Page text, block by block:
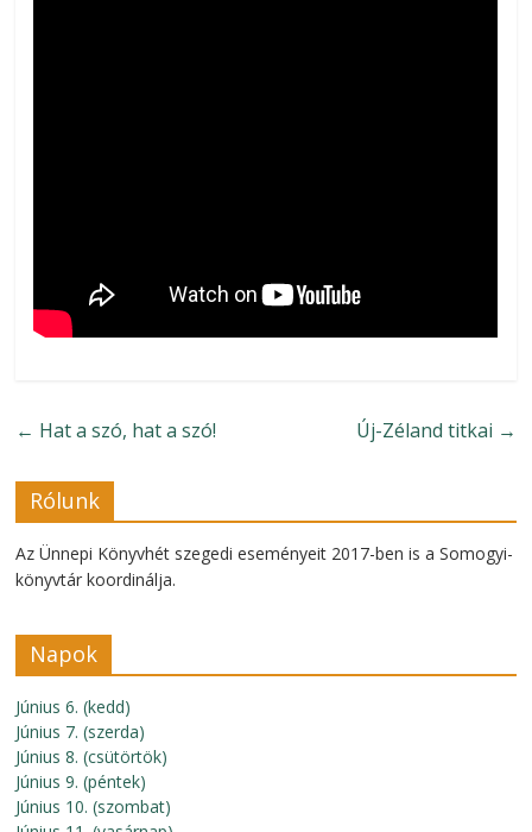
Új-Zéland titkai →
← Hat a szó, hat a szó!
Rólunk
Az Ünnepi Könyvhét szegedi eseményeit 2017-ben is a Somogyi-
könyvtár koordinálja.
Napok
Június 6. (kedd)
Június 7. (szerda)
Június 8. (csütörtök)
Június 9. (péntek)
Június 10. (szombat)